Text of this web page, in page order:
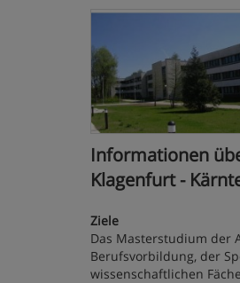
Informationen
Klagenfurt -
Ziele
Das Masterstudium der
Berufsvorbildung, der
wissenschaftlichen